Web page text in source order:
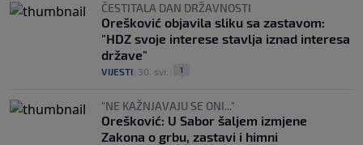
ČESTITALA DAN DRŽAVNOSTI
Orešković objavila sliku sa zastavom:
"HDZ svoje interese stavlja iznad interesa
države"
VIJESTI 30. svi. 1
"NE KAŽNJAVAJU SE ONI..."
Orešković: U Sabor šaljem izmjene
Zakona o grbu, zastavi i himni